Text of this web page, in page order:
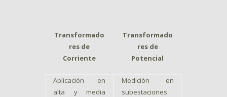
Transformado
res de
Corriente
Aplicación en
alta y media
Transformado
res de
Potencial
Medición en
subestaciones